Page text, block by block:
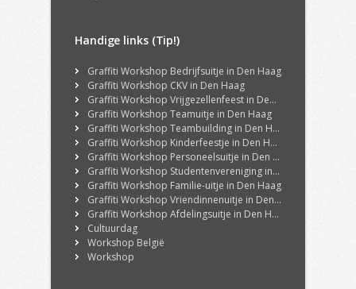
Handige links (Tip!)
Graffiti Workshop Bedrijfsuitje in Den Haag
Graffiti Workshop CKV in Den Haag
Graffiti Workshop Vrijgezellenfeest in Den Haag
Graffiti Workshop Teamuitje in Den Haag
Graffiti Workshop Teambuilding in Den Haag
Graffiti Workshop Kinderfeestje in Den Haag
Graffiti Workshop Personeelsuitje in Den Haag
Graffiti Workshop Studentenvereniging in Den Haag
Graffiti Workshop Familie-uitje in Den Haag
Graffiti Workshop Vriendinnenuitje in Den Haag
Graffiti Workshop Afdelingsuitje in Den Haag
Cultuurdag
Workshop België
Workshop